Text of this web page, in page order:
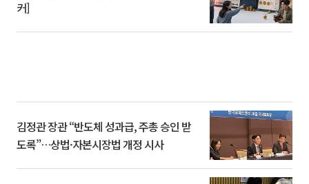
커]
김정관 장관 “반도체 성과급, 주총 승인 받
도록”…상법·자본시장법 개정 시사